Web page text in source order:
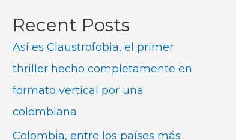
Recent Posts
Así es Claustrofobia, el primer
thriller hecho completamente en
formato vertical por una
colombiana
Colombia, entre los países más